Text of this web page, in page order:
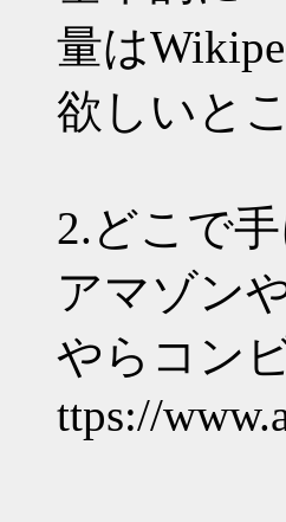
量は
欲しいと
2.どこで
アマゾン
やらコン
ttps://